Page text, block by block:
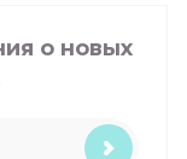
о новых